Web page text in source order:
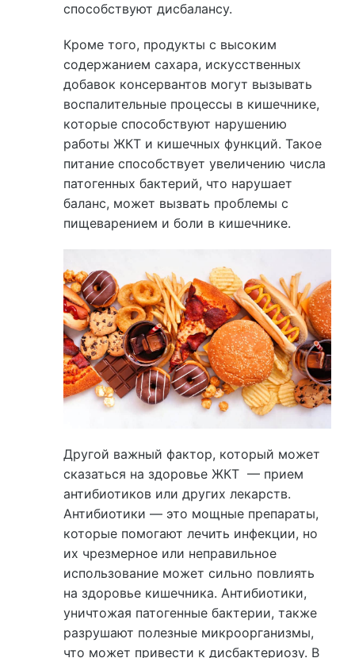
способствуют дисбалансу.
Кроме того, продукты с высоким
содержанием сахара, искусственных
добавок консервантов могут вызывать
воспалительные процессы в кишечнике,
которые способствуют нарушению
работы ЖКТ и кишечных функций. Такое
питание способствует увеличению числа
патогенных бактерий, что нарушает
баланс, может вызвать проблемы с
пищеварением и боли в кишечнике.
Другой важный фактор, который может
сказаться на здоровье ЖКТ — прием
антибиотиков или других лекарств.
Антибиотики — это мощные препараты,
которые помогают лечить инфекции, но
их чрезмерное или неправильное
использование может сильно повлиять
на здоровье кишечника. Антибиотики,
уничтожая патогенные бактерии, также
разрушают полезные микроорганизмы,
что может привести к дисбактериозу. В